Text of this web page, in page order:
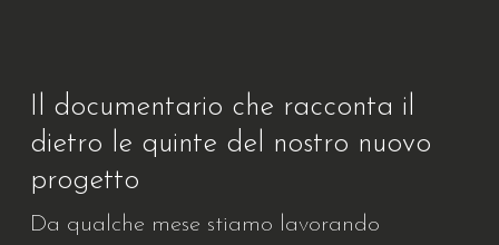
Il documentario che racconta il
dietro le quinte del nostro nuovo
progetto
Da qualche mese stiamo lavorando